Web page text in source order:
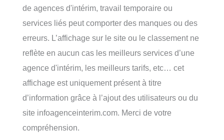
de agences d'intérim, travail temporaire ou
services liés peut comporter des manques ou des
erreurs. L’affichage sur le site ou le classement ne
reflète en aucun cas les meilleurs services d’une
agence d'intérim, les meilleurs tarifs, etc… cet
affichage est uniquement présent à titre
d’information grâce à l’ajout des utilisateurs ou du
site infoagenceinterim.com. Merci de votre
compréhension.